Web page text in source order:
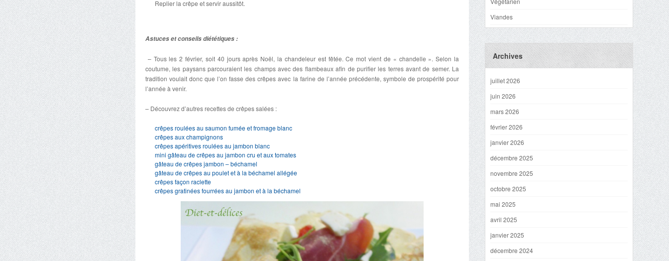
Replier la crêpe et servir aussitôt.
Astuces et conseils diététiques :
– Tous les 2 février, soit 40 jours après Noël, la chandeleur est fêtée. Ce mot vient de « chandelle ». Selon la
coutume, les paysans parcouraient les champs avec des flambeaux afin de purifier les terres avant de semer. La
tradition voulait donc que l’on fasse des crêpes avec la farine de l’année précédente, symbole de prospérité pour
l’année à venir.
– Découvrez d’autres recettes de crêpes salées :
crêpes roulées au saumon fumée et fromage blanc
crêpes aux champignons
crêpes apéritives roulées au jambon blanc
mini gâteau de crêpes au jambon cru et aux tomates
gâteau de crêpes jambon – béchamel
gâteau de crêpes au poulet et à la béchamel allégée
crêpes façon raclette
crêpes gratinées fourrées au jambon et à la béchamel
Viandes
Archives
juillet 2026
juin 2026
mars 2026
février 2026
janvier 2026
décembre 2025
novembre 2025
octobre 2025
mai 2025
avril 2025
janvier 2025
décembre 2024